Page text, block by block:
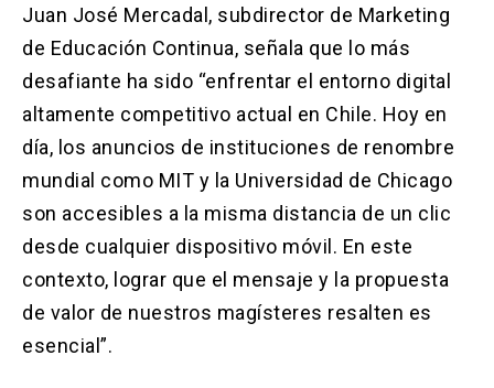
Juan José Mercadal, subdirector de Marketing
de Educación Continua, señala que lo más
desafiante ha sido “enfrentar el entorno digital
altamente competitivo actual en Chile. Hoy en
día, los anuncios de instituciones de renombre
mundial como MIT y la Universidad de Chicago
son accesibles a la misma distancia de un clic
desde cualquier dispositivo móvil. En este
contexto, lograr que el mensaje y la propuesta
de valor de nuestros magísteres resalten es
esencial”.